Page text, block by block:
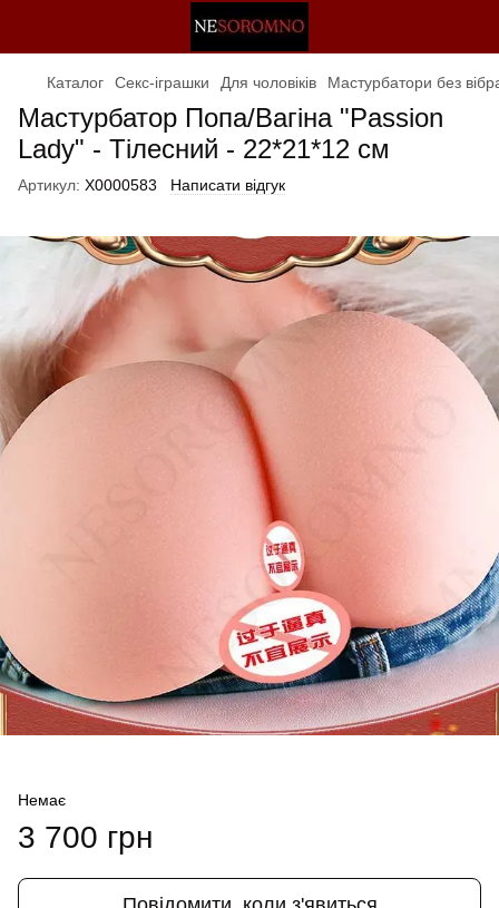
Каталог Секс-іграшки Для чоловіків Мастурбатори без
Мастурбатор Попа/Вагіна "Passion
Lady" - Тілесний - 22*21*12 см
Артикул: X0000583 Написати відгук
Немає
3 700 грн